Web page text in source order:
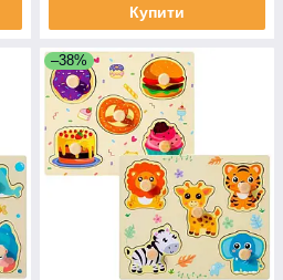
Купити
–38%